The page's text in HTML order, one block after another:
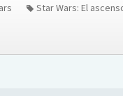
Star Wars: El